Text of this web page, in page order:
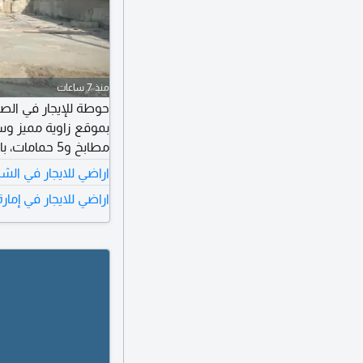
منذ 7 ساعات
مناسبة لمختلف
340000 درهم. للتواصل.
اراضي للايجار في
اراضي للايجار في